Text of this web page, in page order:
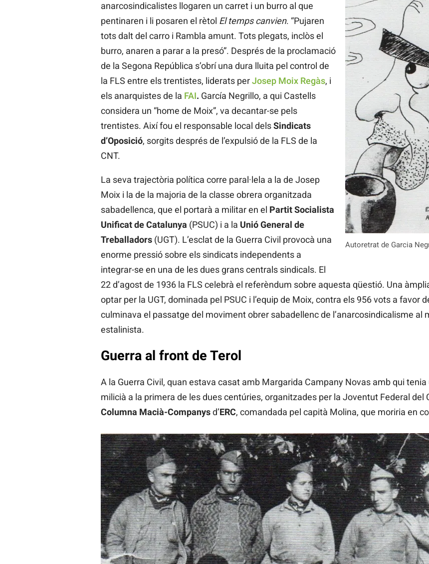
Autoretrat de Garcia
anarcosindicalistes llogaren un carret i un burro al que
pentinaren i li posaren el rètol El temps canvien. “Pujaren
tots dalt del carro i Rambla amunt. Tots plegats, inclòs el
burro, anaren a parar a la presó”. Després de la proclamació
de la Segona República s’obrí una dura lluita pel control de
la FLS entre els trentistes, liderats perJosep Moix Regàs, i
els anarquistes de la FAI. García Negrillo, a qui Castells
considera un “home de Moix”, va decantar-se pels
trentistes. Així fou el responsable local delsSindicats
d’Oposició, sorgits després de l’expulsió de la FLS de la
CNT.
La seva trajectòria política corre paral·lela a la de Josep
Moix i la de la majoria de la classe obrera organitzada
sabadellenca, que el portarà a militar en el Partit Socialista
Unificat de Catalunya (PSUC) i a la Unió General de
Treballadors (UGT). L’esclat de la Guerra Civil provocà una
enorme pressió sobre els sindicats independents a
integrar-se en una de les dues grans centrals sindicals. El
22 d’agost de 1936 la FLS celebrà el referèndum sobre aquesta qüestió. Una
optar per la UGT, dominada pel PSUC i l’equip de Moix, contra els 956 vots a favor
culminava el passatge del moviment obrer sabadellenc de l’anarcosindicalisme al
estalinista.
Guerra al front de Terol
A la Guerra Civil, quan estava casat amb Margarida Campany Novas amb qui
milicià a la primera de les dues centúries, organitzades per la Joventut Federal del
Columna Macià-Companysd’ERC, comandada pel capità Molina, que moriria en